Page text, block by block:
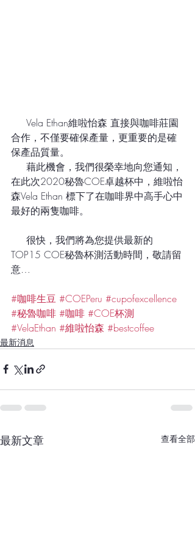
合作，不僅要確保產量，更重要的是確
保產品質量。
在此次2020秘魯COE卓越杯中，維啦怡
森Vela Ethan 標下了在咖啡界中高手心中
最好的兩隻咖啡。
TOP15 COE秘魯杯測活動時間，敬請留
意…
#咖啡生豆 #COEPeru #cupofexcellence
#秘魯咖啡 #咖啡 #COE杯測
#VelaEthan #維啦怡森 #bestcoffee
最新消息
最新文章 查看全部